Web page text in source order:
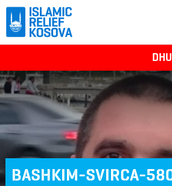
BASHKIM-SVIRCA-